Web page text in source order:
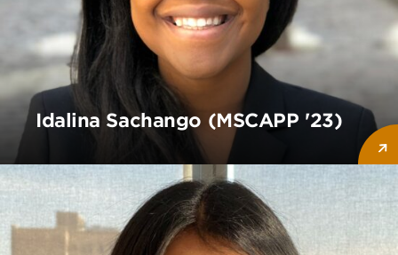
Idalina Sachango (MSCAPP '23)